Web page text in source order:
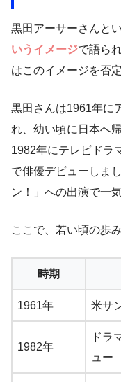
黒田アーサーさんと
いうイメージで語ら
はこのイメージを否
黒田さんは1961年に
れ、幼い頃に日本へ
1982年にテレビドラ
で俳優デビューしま
ン！」への出演で一
ここで、若い頃の歩
時期
1961年 米サ
1982年
ドラ
ュー